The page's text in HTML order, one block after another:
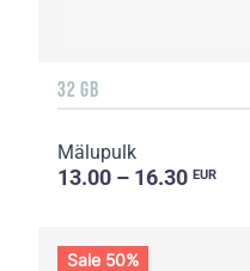
32 GB
Mälupulk
13.00 – 16.30 EUR
Sale 50%